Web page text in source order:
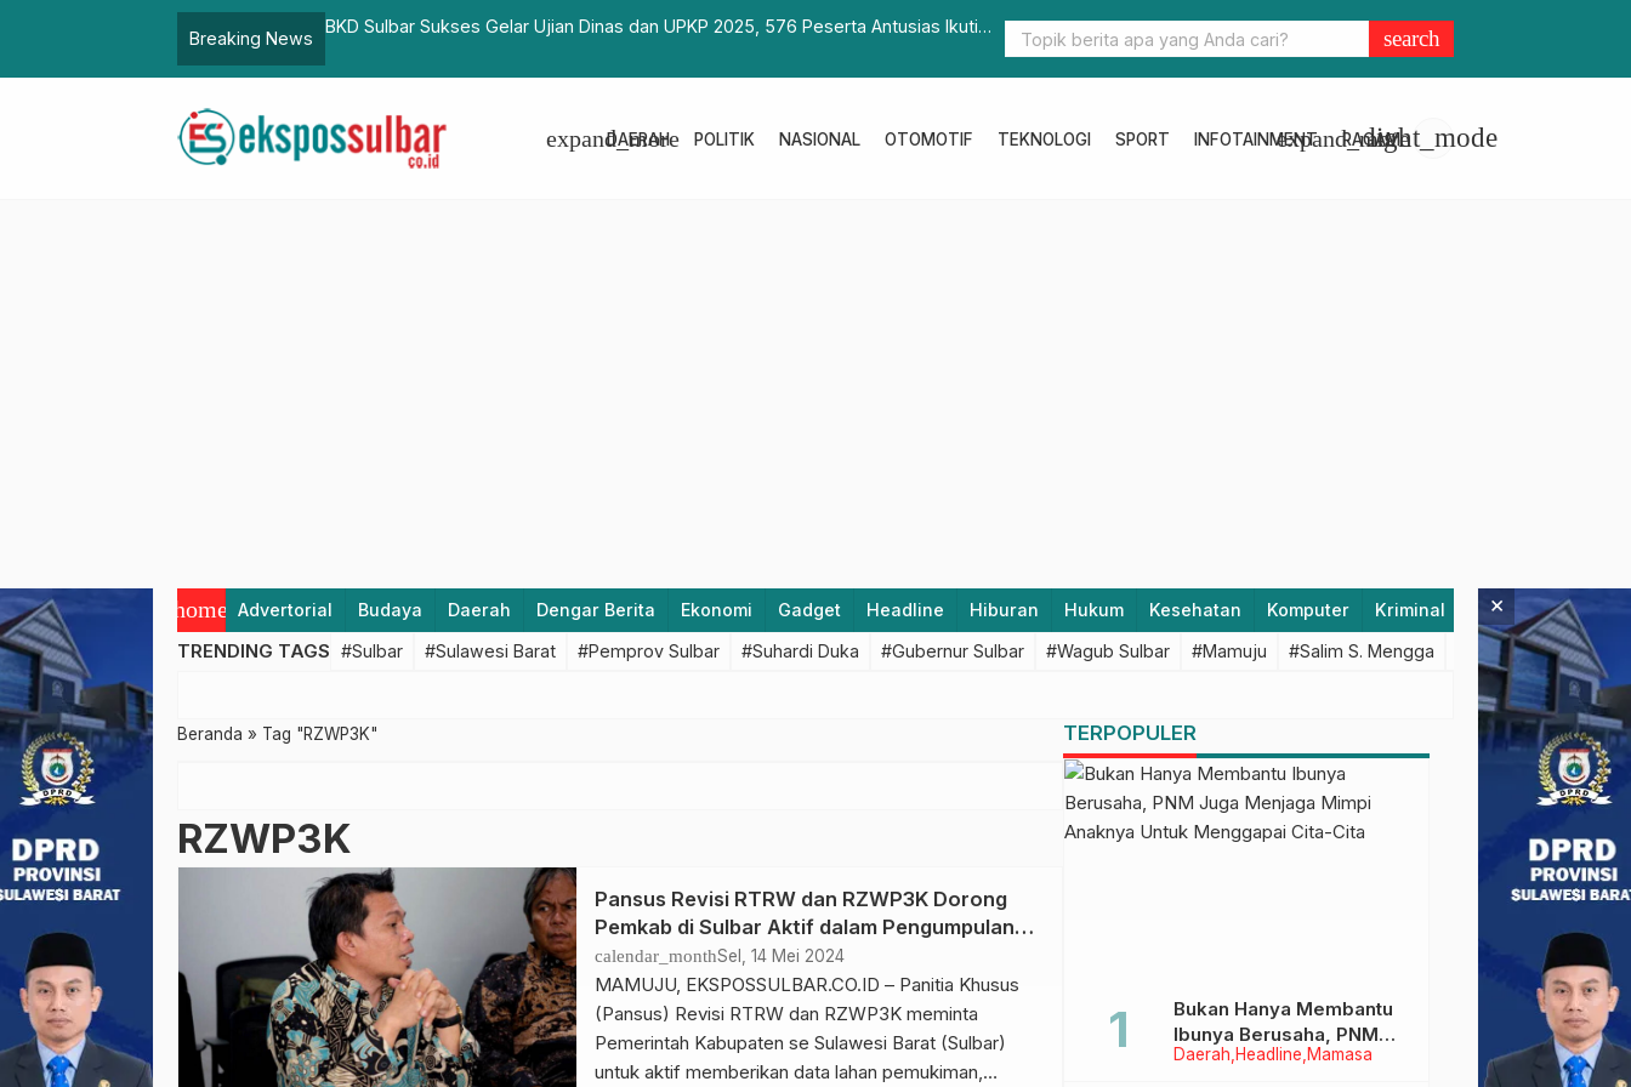
Breaking News
Dinas dan UPKP 2025, 576 Peserta Antusias Ikuti Posko Logistik Pasangkayu Disinggahi Hampir 1.000 Pengungsi per Hari Pornas Korpri ke-XVI 2023 Berakhir, Sulbar Urutan 23
search
DAERAH
expand_more POLITIK NASIONAL OTOMOTIF TEKNOLOGI SPORT INFOTAINMENT RAGAM
expand_morelight_mode
home Advertorial Budaya Daerah Dengar Berita Ekonomi Gadget Headline Hiburan Hukum Kesehatan Komputer Kriminal Lifestyle
TRENDING TAGS #Sulbar #Sulawesi Barat #Pemprov Sulbar #Suhardi Duka #Gubernur Sulbar #Wagub Sulbar #Mamuju #Salim S. Mengga #featured #Polda
Beranda » Tag "RZWP3K"
RZWP3K
Pansus Revisi RTRW dan RZWP3K Dorong
Pemkab di Sulbar Aktif dalam Pengumpulan
Data Lahan
calendar_monthSel, 14 Mei 2024
MAMUJU, EKSPOSSULBAR.CO.ID – Panitia Khusus
(Pansus) Revisi RTRW dan RZWP3K meminta
Pemerintah Kabupaten se Sulawesi Barat (Sulbar)
untuk aktif memberikan data lahan pemukiman,
TERPOPULER
Daerah Headline Mamasa
Bukan Hanya Membantu
Ibunya Berusaha, PNM
Juga Menjaga Mimpi
×